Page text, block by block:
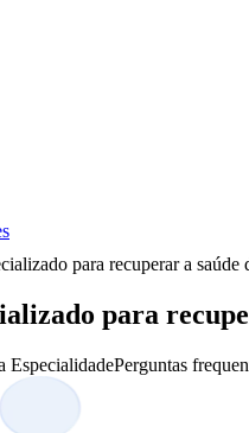
para recuperar a saúde
para
EspecialidadePerguntas